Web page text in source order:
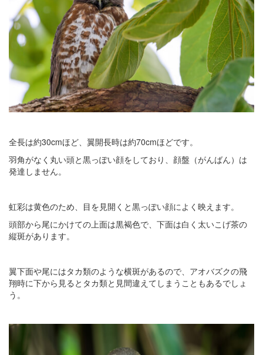
全長は約30cmほど、翼開長時は約70cmほどです。
羽角がなく丸い頭と黒っぽい顔をしており、顔盤（がんばん）は
発達しません。
虹彩は黄色のため、目を見開くと黒っぽい顔によく映えます。
頭部から尾にかけての上面は黒褐色で、下面は白く太いこげ茶の
縦斑があります。
翼下面や尾にはタカ類のような横斑があるので、アオバズクの飛
翔時に下から見るとタカ類と見間違えてしまうこともあるでしょ
う。